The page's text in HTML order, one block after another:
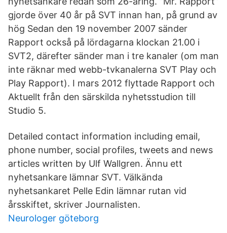
gjorde över 40 år på SVT innan han, på grund av
hög Sedan den 19 november 2007 sänder
Rapport också på lördagarna klockan 21.00 i
SVT2, därefter sänder man i tre kanaler (om man
inte räknar med webb-tvkanalerna SVT Play och
Play Rapport). I mars 2012 flyttade Rapport och
Aktuellt från den särskilda nyhetsstudion till
Studio 5.
Detailed contact information including email,
phone number, social profiles, tweets and news
articles written by Ulf Wallgren. Ännu ett
nyhetsankare lämnar SVT. Välkända
nyhetsankaret Pelle Edin lämnar rutan vid
årsskiftet, skriver Journalisten.
Neurologer göteborg